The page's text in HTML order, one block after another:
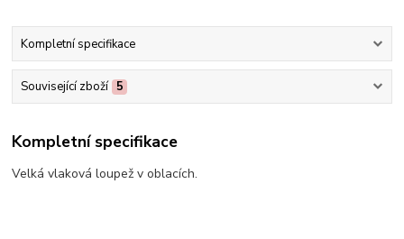
Kompletní specifikace
Související zboží 5
Kompletní specifikace
Velká vlaková loupež v oblacích.